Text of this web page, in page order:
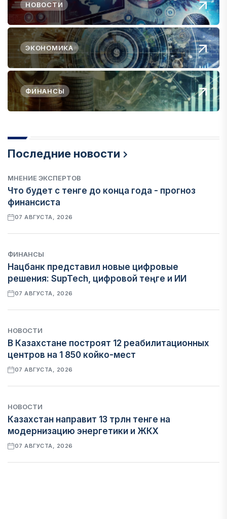
НОВОСТИ
ЭКОНОМИКА
ФИНАНСЫ
Последние новости
МНЕНИЕ ЭКСПЕРТОВ
Что будет с тенге до конца года - прогноз
финансиста
07 АВГУСТА, 2026
ФИНАНСЫ
Нацбанк представил новые цифровые
решения: SupTech, цифровой теңге и ИИ
07 АВГУСТА, 2026
НОВОСТИ
В Казахстане построят 12 реабилитационных
центров на 1 850 койко-мест
07 АВГУСТА, 2026
НОВОСТИ
Казахстан направит 13 трлн тенге на
модернизацию энергетики и ЖКХ
07 АВГУСТА, 2026